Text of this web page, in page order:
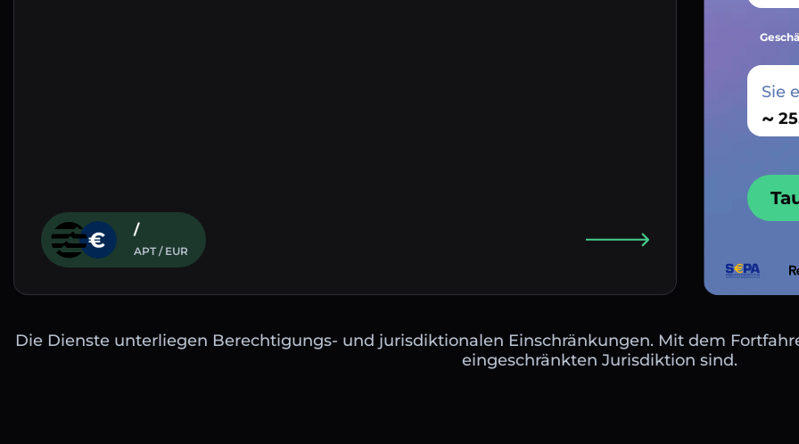
/
APT / EUR
Sie
~
Die Dienste unterliegen Berechtigungs- und jurisdiktionalen Einschränkungen. Mit dem
eingeschränkten Jurisdiktion sind.